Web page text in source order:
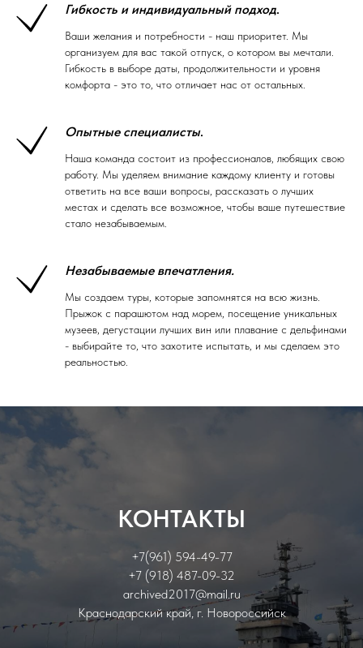
Гибкость и индивидуальный подход.
Ваши желания и потребности - наш приоритет. Мы
организуем для вас такой отпуск, о котором вы мечтали.
Гибкость в выборе даты, продолжительности и уровня
комфорта - это то, что отличает нас от остальных.
Опытные специалисты.
Наша команда состоит из профессионалов, любящих свою
работу. Мы уделяем внимание каждому клиенту и готовы
ответить на все ваши вопросы, рассказать о лучших
местах и сделать все возможное, чтобы ваше путешествие
стало незабываемым.
Незабываемые впечатления.
Мы создаем туры, которые запомнятся на всю жизнь.
Прыжок с парашютом над морем, посещение уникальных
музеев, дегустации лучших вин или плавание с дельфинами
- выбирайте то, что захотите испытать, и мы сделаем это
реальностью.
КОНТАКТЫ
+7(961) 594-49-77
+7 (918) 487-09-32
archived2017@mail.ru
Краснодарский край, г. Новороссийск